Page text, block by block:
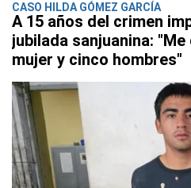
CASO HILDA GÓMEZ GARCÍA
A 15 años del crimen
jubilada sanjuanina:
mujer y cinco hombres"